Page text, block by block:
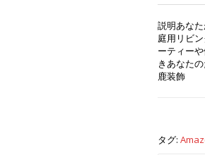
説明あな
庭用リビ
ーティー
きあなた
鹿装飾
タグ: